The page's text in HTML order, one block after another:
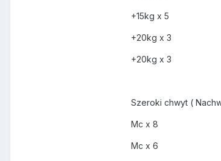
+15kg x 5
+20kg x 3
+20kg x 3
Szeroki chwyt (
Mc x 8
Mc x 6